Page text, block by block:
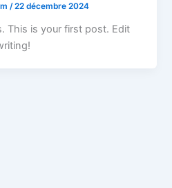
/22 décembre 2024
This is your first post. Edit